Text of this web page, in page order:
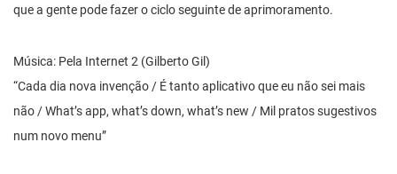
que a gente pode fazer o ciclo seguinte de aprimoramento.
Música: Pela Internet 2 (Gilberto Gil)
“Cada dia nova invenção / É tanto aplicativo que eu não sei mais
não / What’s app, what’s down, what’s new / Mil pratos sugestivos
num novo menu”